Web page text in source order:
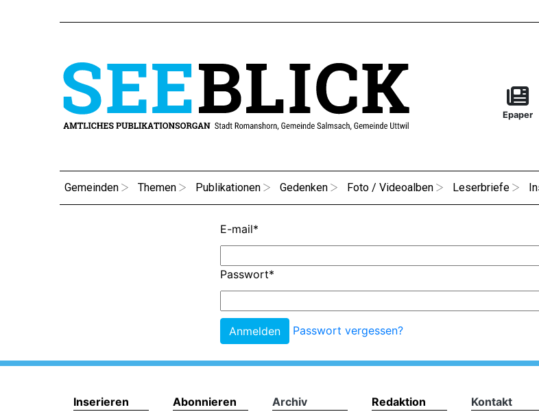
Epaper
Gemeinden Themen Publikationen Gedenken Foto / Videoalben Leserbriefe
E-mail*
Passwort*
Passwort vergessen?
Inserieren Abonnieren Archiv Redaktion Kontakt